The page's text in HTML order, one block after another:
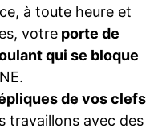
à toute heure et
votre porte de
qui se bloque
de vos clefs
travaillons avec des